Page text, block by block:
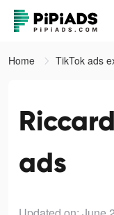
Home TikTok ads
ads